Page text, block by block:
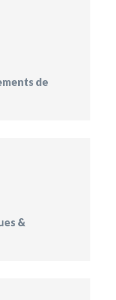
de
&